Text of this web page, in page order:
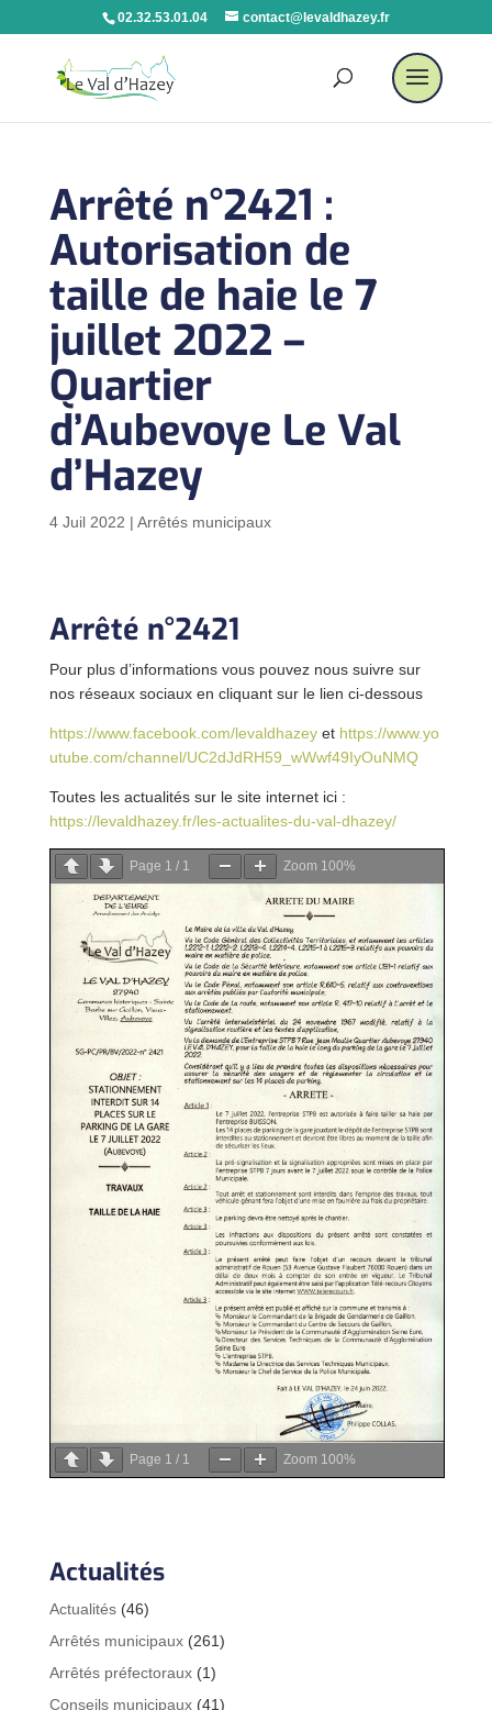
02.32.53.01.04 contact@levaldhazey.fr
Arrêté n°2421 :
Autorisation de
taille de haie le 7
juillet 2022 –
Quartier
d’Aubevoye Le Val
d’Hazey
4 Juil 2022 | Arrêtés municipaux
Arrêté n°2421
Pour plus d’informations vous pouvez nous suivre sur
nos réseaux sociaux en cliquant sur le lien ci-dessous
https://www.facebook.com/levaldhazeyet https://www.yo
utube.com/channel/UC2dJdRH59_wWwf49IyOuNMQ
Toutes les actualités sur le site internet ici :
https://levaldhazey.fr/les-actualites-du-val-dhazey/
Page 1 / 1 Zoom 100%
Page 1 / 1 Zoom 100%
Actualités
Actualités(46)
Arrêtés municipaux(261)
Arrêtés préfectoraux(1)
Conseils municipaux(41)